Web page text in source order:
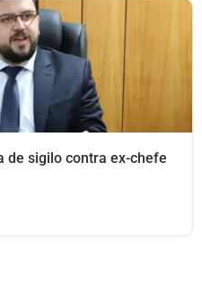
de sigilo contra ex-chefe